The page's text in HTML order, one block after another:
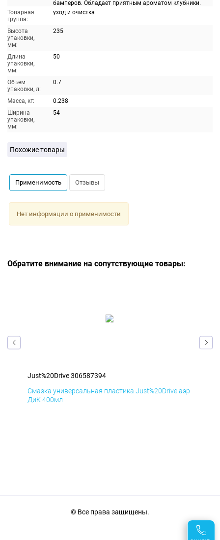
бамперов. Обладает приятным ароматом клубники.
Товарная
группа:
уход и очистка
Высота
упаковки,
мм:
235
Длина
упаковки,
мм:
50
Объем
упаковки, л:
0.7
Масса, кг:
0.238
Ширина
упаковки,
мм:
54
Похожие товары
Применимость Отзывы
Нет информации о применимости
Обратите внимание на сопутствующие товары:
Just%20Drive 306587394
Смазка универсальная пластика Just%20Drive аэр
ДиК 400мл
© Все права защищены.